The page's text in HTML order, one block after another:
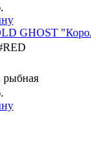
GHOST
рыбная